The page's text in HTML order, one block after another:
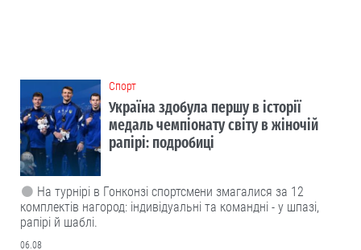
Cпорт
Україна здобула першу в історії
медаль чемпіонату світу в жіночій
рапірі: подробиці
На турнірі в Гонконзі спортсмени змагалися за 12
комплектів нагород: індивідуальні та командні - у шпазі,
рапірі й шаблі.
06.08